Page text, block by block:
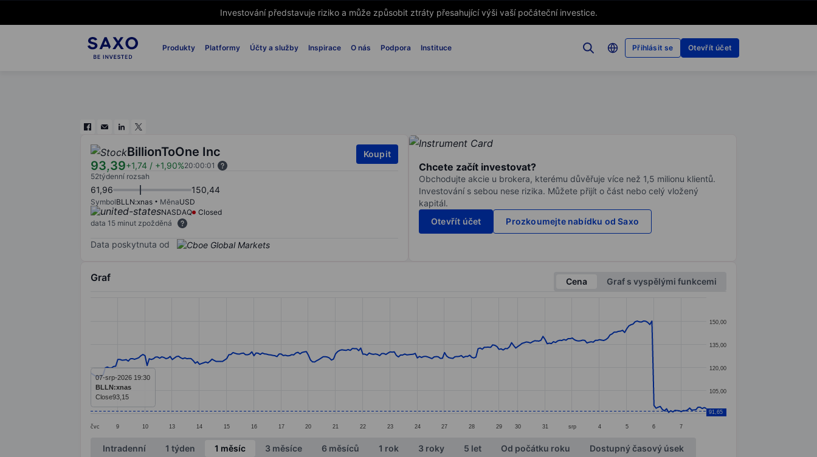
Investování představuje riziko a může způsobit ztráty přesahující výši vaší počáteční investice.
Produkty Platformy Účty a služby Inspirace O nás Podpora Instituce Přihlásit se Otevřít účet
BillionToOne Inc
93,39+1,74 / +1,90%20:00:01
Koupit
52týdenní rozsah
61,96 150,44
SymbolBLLN:xnas MěnaUSD
NASDAQ
Closed
data 15 minut zpožděná
Data poskytnuta od
Chcete začít investovat?
Obchodujte akcie u brokera, kterému důvěřuje více než 1,5 milionu klientů.
Investování s sebou nese rizika. Můžete přijít o část nebo celý vložený
kapitál.
Otevřít účet
Prozkoumejte nabídku od Saxo
Graf Cena
Graf s vyspělými funkcemi
The chart has 1 Y axis displaying values. Data ranges from 90.6 to 150.03.
čvc 9 10 13 14 15 16 17 20 21 22 23 24 27 28 29 30 31 srp 4 5 6 7
105,00
120,00
135,00
150,00
91,65
07-srp-2026 19:30
BLLN:xnas
Close93,15
End of interactive chart.
Intradenní 1 týden 1 měsíc 3 měsíce 6 měsíců 1 rok 3 roky 5 let Od počátku roku Dostupný časový úsek